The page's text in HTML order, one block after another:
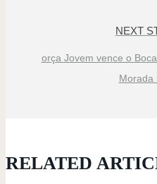
NEXT
orça Jovem vence o
Morada
RELATED